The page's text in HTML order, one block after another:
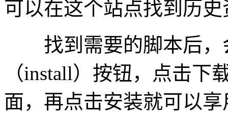
可以在这个站点找到历史
找到需要的脚本后，
（install）按钮，点击下
面，再点击安装就可以